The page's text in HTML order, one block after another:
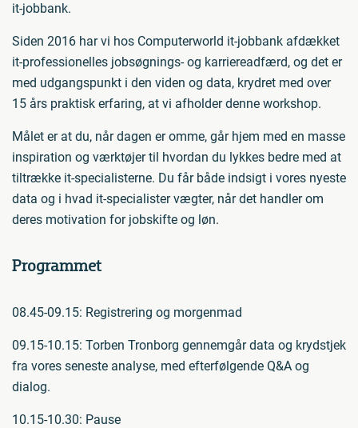
it-jobbank.
Siden 2016 har vi hos Computerworld it-jobbank afdækket
it-professionelles jobsøgnings- og karriereadfærd, og det er
med udgangspunkt i den viden og data, krydret med over
15 års praktisk erfaring, at vi afholder denne workshop.
Målet er at du, når dagen er omme, går hjem med en masse
inspiration og værktøjer til hvordan du lykkes bedre med at
tiltrække it-specialisterne. Du får både indsigt i vores nyeste
data og i hvad it-specialister vægter, når det handler om
deres motivation for jobskifte og løn.
Programmet
08.45-09.15: Registrering og morgenmad
09.15-10.15: Torben Tronborg gennemgår data og krydstjek
fra vores seneste analyse, med efterfølgende Q&A og
dialog.
10.15-10.30: Pause